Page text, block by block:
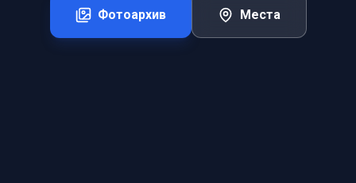
Фотоархив Места